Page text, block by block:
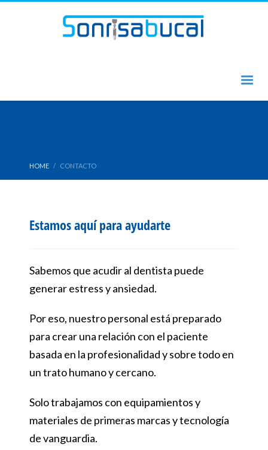
HOME CONTACTO
Contacto
Estamos aquí para ayudarte
Sabemos que acudir al dentista puede
generar estress y ansiedad.
Por eso, nuestro personal está preparado
para crear una relación con el paciente
basada en la profesionalidad y sobre todo en
un trato humano y cercano.
Solo trabajamos con equipamientos y
materiales de primeras marcas y tecnología
de vanguardia.